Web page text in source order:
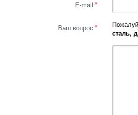
E-mail *
Ваш вопрос *
сталь,